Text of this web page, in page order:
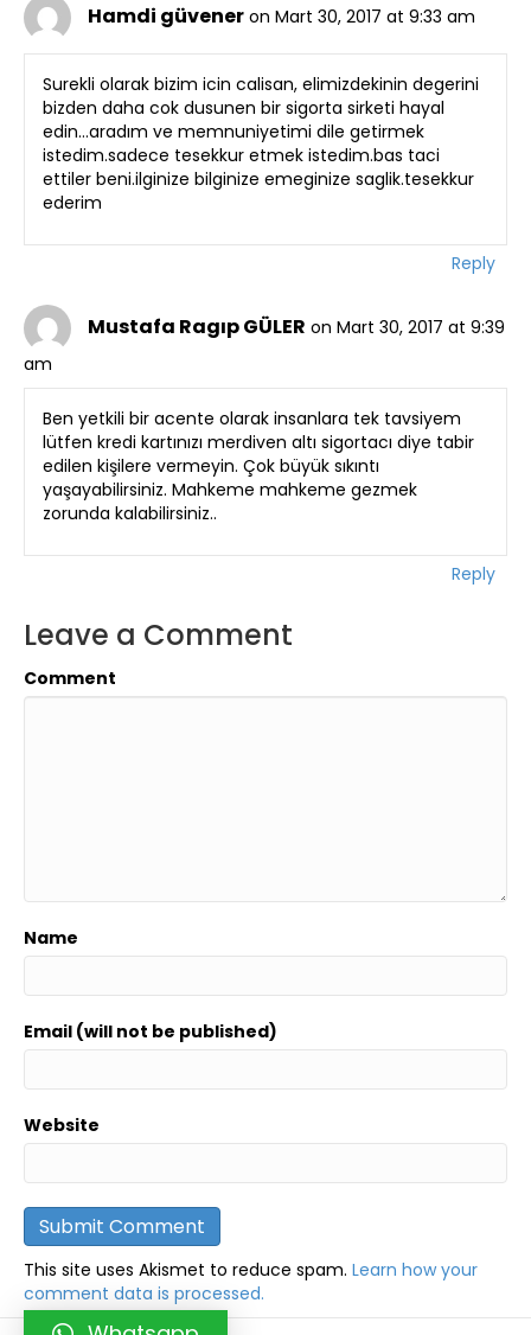
Hamdi güvener on Mart 30, 2017 at 9:33 am
Surekli olarak bizim icin calisan, elimizdekinin degerini
bizden daha cok dusunen bir sigorta sirketi hayal
edin…aradım ve memnuniyetimi dile getirmek
istedim.sadece tesekkur etmek istedim.bas taci
ettiler beni.ilginize bilginize emeginize saglik.tesekkur
ederim
Reply
Mustafa Ragıp GÜLER on Mart 30, 2017 at 9:39
am
Ben yetkili bir acente olarak insanlara tek tavsiyem
lütfen kredi kartınızı merdiven altı sigortacı diye tabir
edilen kişilere vermeyin. Çok büyük sıkıntı
yaşayabilirsiniz. Mahkeme mahkeme gezmek
zorunda kalabilirsiniz..
Reply
Leave a Comment
Comment
Name
Email (will not be published)
Website
This site uses Akismet to reduce spam. Learn how your
comment data is processed.